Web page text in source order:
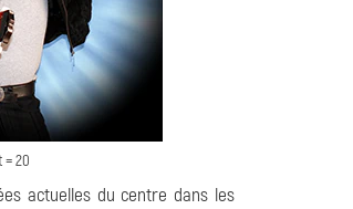
20
actuelles du centre dans les